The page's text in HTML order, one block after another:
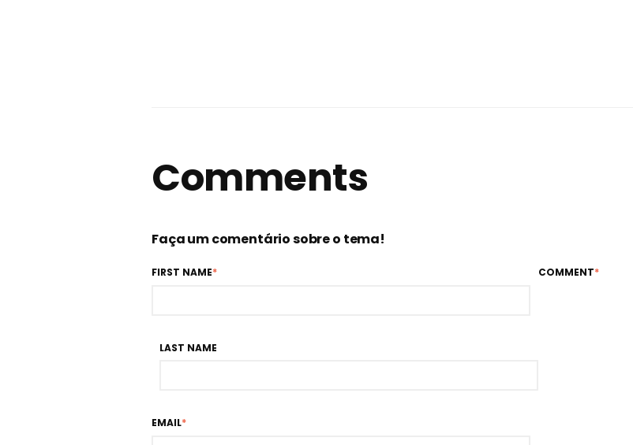
Comments
Faça um comentário sobre o tema!
FIRST NAME*
LAST NAME
EMAIL*
COMMENT*